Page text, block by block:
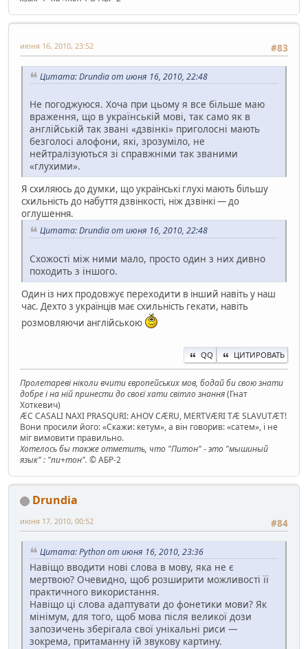
#83
июня 16, 2010, 23:52
Цитата: Drundia от июня 16, 2010, 22:48
Не погоджуюся. Хоча при цьому я все більше маю
враження, що в українській мові, так само як в
англійській так звані «дзвінкі» приголосні мають
безголосі алофони, які, зрозуміло, не
нейтралізуються зі справжніми так званими
«глухими».
Я схиляюсь до думки, що українські глухі мають більшу
схильність до набуття дзвінкості, ніж дзвінкі — до
оглушення.
Цитата: Drundia от июня 16, 2010, 22:48
Схожості між ними мало, просто один з них дивно
походить з іншого.
Один із них продовжує переходити в інший навіть у наш
час. Дехто з українців має схильність гекати, навіть
розмовляючи англійською
QQ ЦИТИРОВАТЬ
Пролетареві ніколи вчити європейських мов, бодай би свою знати
добре і на ній принести до своєї хати світло знання(Гнат
Хоткевич)
ÆC CASALI NAXI PRASQURI: AHOV CÆRU, MERTVÆRI TÆ SLAVUTÆT!
Вони просили його: «Скажи: кетум», а він говорив: «сатем», і не
міг вимовити правильно.
Хотелось бы также отметить, что "Питон" - это "мышиный
язык" : "пи+тон". © АБР-2
Drundia
#84
июня 17, 2010, 00:52
Цитата: Python от июня 16, 2010, 23:36
Навіщо вводити нові слова в мову, яка не є
мертвою? Очевидно, щоб розширити можливості її
практичного використання.
Навіщо ці слова адаптувати до фонетики мови? Як
мінімум, для того, щоб мова після великої дози
запозичень зберігала свої унікальні риси —
зокрема, притаманну їй звукову картину.